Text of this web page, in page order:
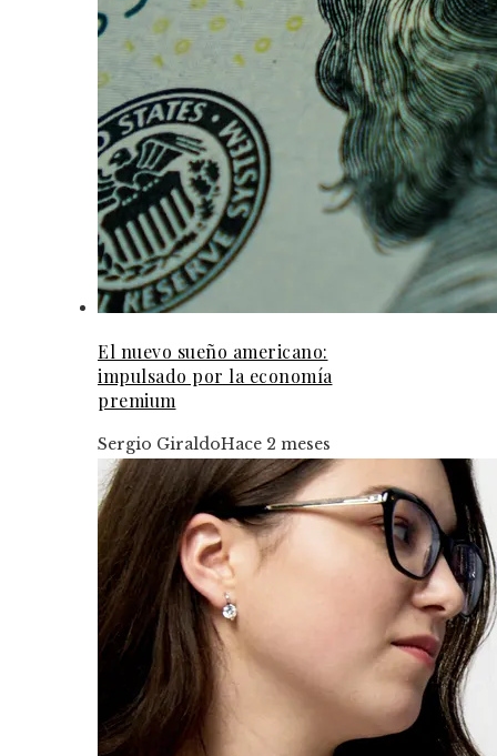
El nuevo sueño americano:
impulsado por la economía
premium
Sergio GiraldoHace 2 meses